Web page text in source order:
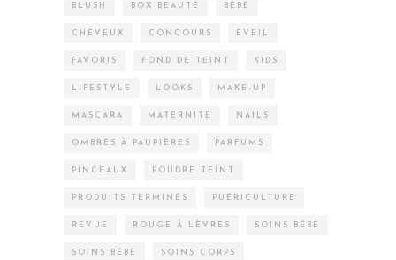
BLUSH BOX BEAUTÉ BÉBÉ
CHEVEUX CONCOURS EVEIL
FAVORIS FOND DE TEINT KIDS
LIFESTYLE LOOKS MAKE-UP
MASCARA MATERNITÉ NAILS
OMBRES À PAUPIÈRES PARFUMS
PINCEAUX POUDRE TEINT
PRODUITS TERMINÉS PUÉRICULTURE
REVUE ROUGE À LÈVRES SOINS BÉBÉ
SOINS BÉBÉ SOINS CORPS